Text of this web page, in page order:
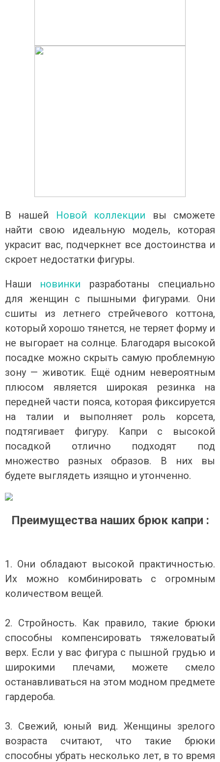
В нашей Новой коллекции вы сможете
найти свою идеальную модель, которая
украсит вас, подчеркнет все достоинства и
скроет недостатки фигуры.
Наши новинки разработаны специально
для женщин с пышными фигурами. Они
сшиты из летнего стрейчевого коттона,
который хорошо тянется, не теряет форму и
не выгорает на солнце. Благодаря высокой
посадке можно скрыть самую проблемную
зону — животик. Ещё одним невероятным
плюсом является широкая резинка на
передней части пояса, которая фиксируется
на талии и выполняет роль корсета,
подтягивает фигуру.
Капри с высокой
посадкой отлично подходят под
множество разных образов. В них вы
будете выглядеть изящно и утонченно.
Преимущества наших брюк капри :
1. Они обладают высокой практичностью.
Их можно комбинировать с огромным
количеством вещей.
2. Стройность. Как правило, такие брюки
способны компенсировать тяжеловатый
верх. Если у вас фигура с пышной грудью и
широкими плечами, можете смело
останавливаться на этом модном предмете
гардероба.
3. Свежий, юный вид. Женщины зрелого
возраста считают, что такие брюки
способны убрать несколько лет, в то время